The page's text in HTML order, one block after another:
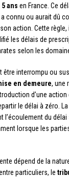
5 ans en France. Ce
connu ou aurait dû
action. Cette règle,
les délais de
selon les
être interrompu ou
en demeure, une
d’une
le délai à zéro.
l’écoulement du
lorsque les
dépend de la
particuliers, le